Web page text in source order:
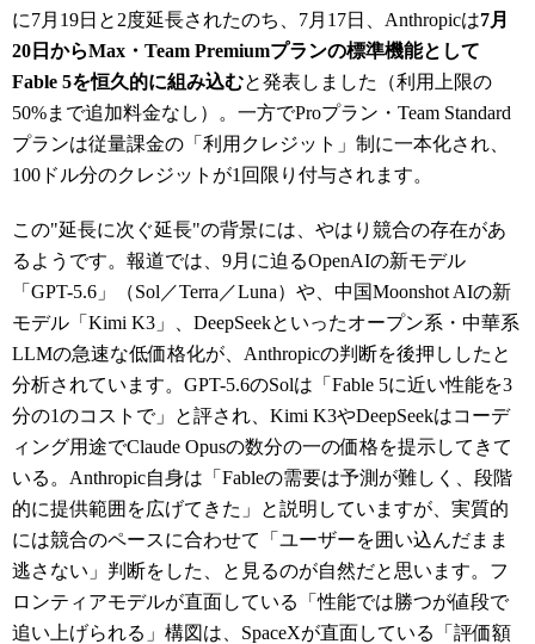
に7月19日と2度延長されたのち、7月17日、Anthropicは7月
20日からMax・Team Premiumプランの標準機能として
Fable 5を恒久的に組み込むと発表しました（利用上限の
50%まで追加料金なし）。一方でProプラン・Team Standard
プランは従量課金の「利用クレジット」制に一本化され、
100ドル分のクレジットが1回限り付与されます。
この"延長に次ぐ延長"の背景には、やはり競合の存在があ
るようです。報道では、9月に迫るOpenAIの新モデル
「GPT-5.6」（Sol／Terra／Luna）や、中国Moonshot AIの新
モデル「Kimi K3」、DeepSeekといったオープン系・中華系
LLMの急速な低価格化が、Anthropicの判断を後押ししたと
分析されています。GPT-5.6のSolは「Fable 5に近い性能を3
分の1のコストで」と評され、Kimi K3やDeepSeekはコーデ
ィング用途でClaude Opusの数分の一の価格を提示してきて
いる。Anthropic自身は「Fableの需要は予測が難しく、段階
的に提供範囲を広げてきた」と説明していますが、実質的
には競合のペースに合わせて「ユーザーを囲い込んだまま
逃さない」判断をした、と見るのが自然だと思います。フ
ロンティアモデルが直面している「性能では勝つが値段で
追い上げられる」構図は、SpaceXが直面している「評価額